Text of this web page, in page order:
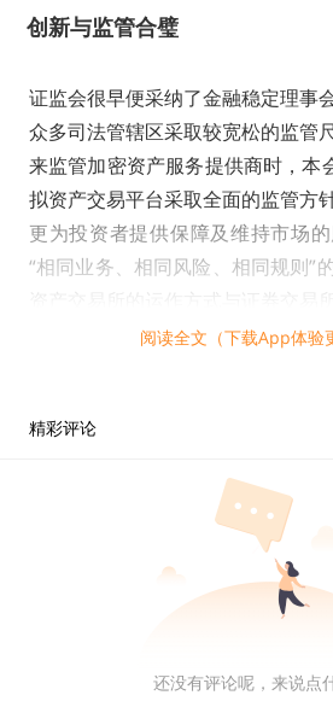
创新与监管合璧
证监会很早便采纳了金融稳定理事
众多司法管辖区采取较宽松的监管
来监管加密资产服务提供商时，本
拟资产交易平台采取全面的监管方
更为投资者提供保障及维持市场
“相同业务、相同风险、相同规则”
似，在证券监管制度下获本会发牌
本会亦就中介人提供虚拟资产相关
拟资产基金的持牌基金经理须遵
则》相若的详细规定。但同样地，
有关规定内以应对虚拟资产风险。
函，批准证券经纪行和银行为其客
阅读全文（下载App体验
精彩评论
还没有评论呢，来说点